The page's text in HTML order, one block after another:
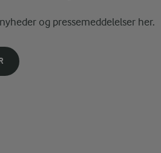
og pressemeddelelser her.